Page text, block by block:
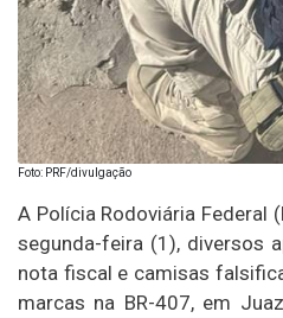
Foto: PRF/divulgação
A Polícia Rodoviária Federal
segunda-feira (1), diversos
nota fiscal e camisas
marcas na BR-407, em